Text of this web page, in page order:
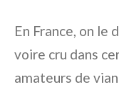
En France, on le
voire cru dans
amateurs de